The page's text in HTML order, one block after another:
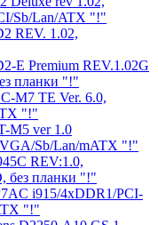
Sb/Lan/ATX "!"
REV. 1.02,
E Premium REV.1.02G
планки "!"
M7 TE Ver. 6.0,
"!"
M5 ver 1.0
Sb/Lan/mATX "!"
REV:1.0,
без планки "!"
i915/4xDDR1/PCI-
"!"